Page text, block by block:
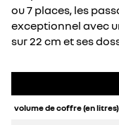
ou 7 places, les
exceptionnel avec
sur 22 cm et ses
volume de coffre (en litres)